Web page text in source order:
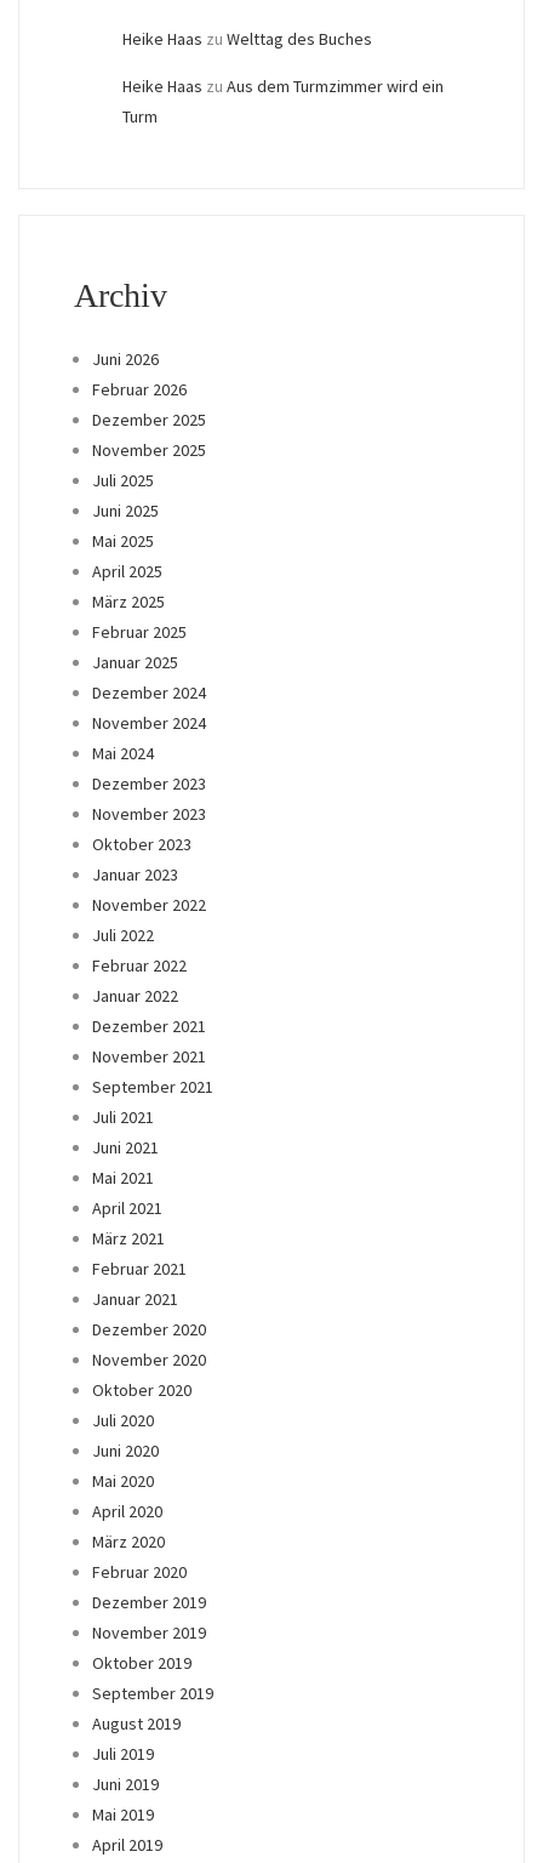
Heike Haas zu Welttag des Buches
Heike Haas zu Aus dem Turmzimmer wird ein
Turm
Archiv
Juni 2026
Februar 2026
Dezember 2025
November 2025
Juli 2025
Juni 2025
Mai 2025
April 2025
März 2025
Februar 2025
Januar 2025
Dezember 2024
November 2024
Mai 2024
Dezember 2023
November 2023
Oktober 2023
Januar 2023
November 2022
Juli 2022
Februar 2022
Januar 2022
Dezember 2021
November 2021
September 2021
Juli 2021
Juni 2021
Mai 2021
April 2021
März 2021
Februar 2021
Januar 2021
Dezember 2020
November 2020
Oktober 2020
Juli 2020
Juni 2020
Mai 2020
April 2020
März 2020
Februar 2020
Dezember 2019
November 2019
Oktober 2019
September 2019
August 2019
Juli 2019
Juni 2019
Mai 2019
April 2019